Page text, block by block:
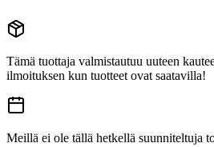
Tämä tuottaja valmistautuu uuteen
ilmoituksen kun tuotteet ovat saatavilla!
Meillä ei ole tällä hetkellä suunniteltuja